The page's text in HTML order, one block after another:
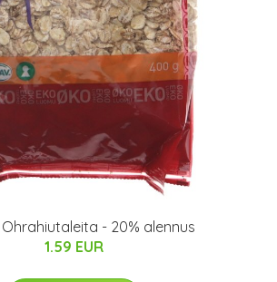
- 20% alennus
1.59 EUR